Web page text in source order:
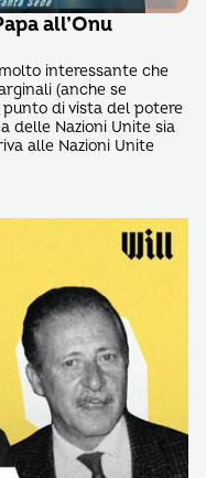
all’Onu
interessante che
(anche se
di vista del potere
delle Nazioni Unite sia
alle Nazioni Unite